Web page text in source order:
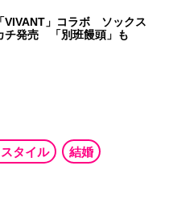
VIVANT」コラボ ソックス
チ発売 「別班饅頭」も
タイル 結婚